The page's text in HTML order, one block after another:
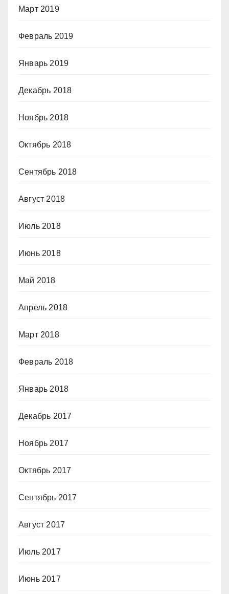
Март 2019
Февраль 2019
Январь 2019
Декабрь 2018
Ноябрь 2018
Октябрь 2018
Сентябрь 2018
Август 2018
Июль 2018
Июнь 2018
Май 2018
Апрель 2018
Март 2018
Февраль 2018
Январь 2018
Декабрь 2017
Ноябрь 2017
Октябрь 2017
Сентябрь 2017
Август 2017
Июль 2017
Июнь 2017